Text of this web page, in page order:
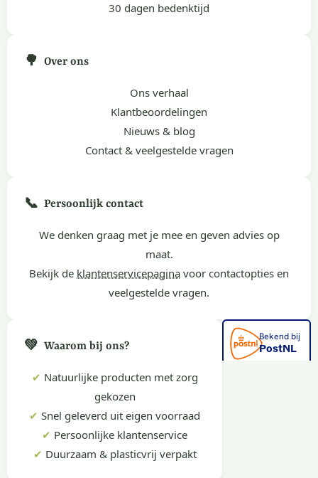
30 dagen bedenktijd
🌳 Over ons
Ons verhaal
Klantbeoordelingen
Nieuws & blog
Contact & veelgestelde vragen
📞 Persoonlijk contact
We denken graag met je mee en geven advies op
maat.
Bekijk de klantenservicepagina voor contactopties en
veelgestelde vragen.
💚 Waarom bij ons?
✔ Natuurlijke producten met zorg
gekozen
✔ Snel geleverd uit eigen voorraad
✔ Persoonlijke klantenservice
✔ Duurzaam & plasticvrij verpakt